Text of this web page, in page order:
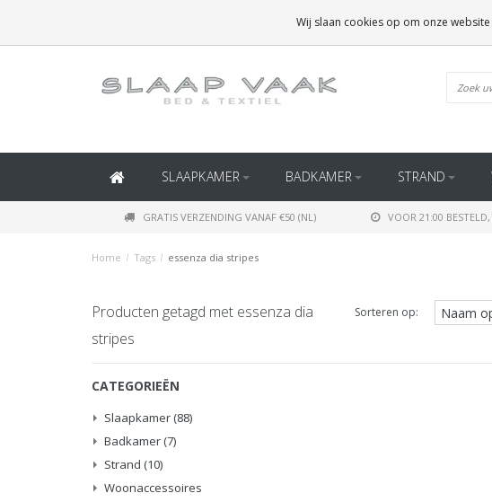
(BINNEN BELGIË)
SLAAPKAMER BADKAMER STRAND
GRATIS VERZENDING VANAF €50 (NL) VOOR 21:00
Home / Tags / essenza dia stripes
Producten getagd met essenza dia
stripes
Sorteren op:
CATEGORIEËN
Slaapkamer (88)
Badkamer (7)
Strand (10)
Woonaccessoires
Wij slaan cookies op om onze